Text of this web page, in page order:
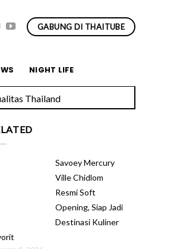
GABUNG DI THAITUBE
NIGHT LIFE
Thailand
Savoey Mercury
Ville Chidlom
Resmi Soft
Opening, Siap Jadi
Destinasi Kuliner